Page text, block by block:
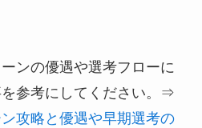
ンの優遇や選考フローに
参考にしてください。⇒
攻略と優遇や早期選考の